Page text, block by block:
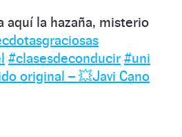
aquí la hazaña, misterio
#clasesdeconducir #uni
original – 💥Javi Cano